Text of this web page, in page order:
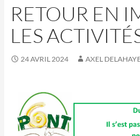
RETOUR EN
LES
24 AVRIL 2024 AXEL